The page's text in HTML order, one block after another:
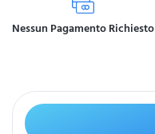
Nessun Pagamento Richiesto